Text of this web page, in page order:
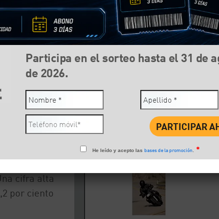
Compartir:
DE 2
en España
cifra alta
por ciento
Participa en el sorteo hasta el 31 de
de 2026.
He leído y acepto lasbases de la promoción. *